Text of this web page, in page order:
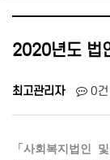
2020년도 법
최고관리자 0건
「사회복지법인